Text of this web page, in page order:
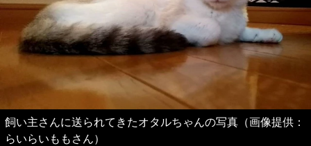
飼い主さんに送られてきたオタルちゃんの写真（画像提供：
らいらいももさん）